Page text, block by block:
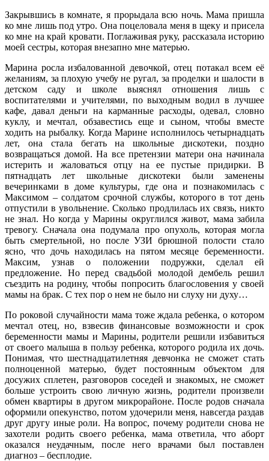
Закрывшись в комнате, я прорыдала всю ночь. Мама пришла
ко мне лишь под утро. Она поцеловала меня в щеку и присела
ко мне на край кровати. Поглаживая руку, рассказала историю
моей сестры, которая внезапно мне матерью.
Марина росла избалованной девочкой, отец потакал всем её
желаниям, за плохую учебу не ругал, за проделки и шалости в
детском саду и школе выяснял отношения лишь с
воспитателями и учителями, по выходным водил в лучшее
кафе, давал деньги на карманные расходы, одевал, словно
куклу, и мечтал, обзавестись еще и сыном, чтобы вместе
ходить на рыбалку. Когда Марине исполнилось четырнадцать
лет, она стала бегать на школьные дискотеки, поздно
возвращаться домой. На все претензии матери она начинала
истерить и жаловаться отцу на ее пустые придирки. В
пятнадцать лет школьные дискотеки были заменены
вечеринками в доме культуры, где она и познакомилась с
Максимом – солдатом срочной службы, которого в тот день
отпустили в увольнение. Сколько продлилась их связь, никто
не знал. Но когда у Марины округлился живот, мама забила
тревогу. Сначала она подумала про опухоль, которая могла
быть смертельной, но после УЗИ брюшной полости стало
ясно, что дочь находилась на пятом месяце беременности.
Максим, узнав о положении подружки, сделал ей
предложение. Но перед свадьбой молодой дембель решил
съездить на родину, чтобы попросить благословения у своей
мамы на брак. С тех пор о нем не было ни слуху ни духу…
По роковой случайности мама тоже ждала ребенка, о котором
мечтал отец, но, взвесив финансовые возможности и срок
беременности мамы и Марины, родители решили избавиться
от своего малыша в пользу ребенка, которого родила их дочь.
Понимая, что шестнадцатилетняя девчонка не сможет стать
полноценной матерью, будет постоянным объектом для
досужих сплетен, разговоров соседей и знакомых, не сможет
больше устроить свою личную жизнь, родители произвели
обмен квартиры в другом микрорайоне. После родов сначала
оформили опекунство, потом удочерили меня, навсегда раздав
друг другу иные роли. На вопрос, почему родители снова не
захотели родить своего ребенка, мама ответила, что аборт
оказался неудачным, после него врачами был поставлен
диагноз – бесплодие.